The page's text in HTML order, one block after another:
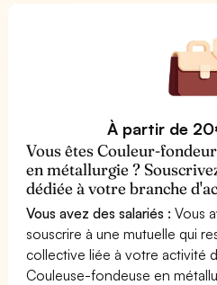
À partir de
Vous êtes Couleur-
en métallurgie ?
dédiée à votre branche
Vous avez des salariés : Vous
souscrire à une mutuelle qui
collective liée à votre activité
Couleuse-fondeuse en